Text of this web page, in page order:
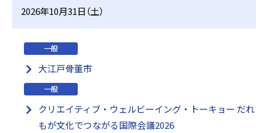
2026年10月31日（土）
一般
大江戸骨董市
一般
クリエイティブ・ウェルビーイング・トーキョー だれ
もが文化でつながる国際会議2026